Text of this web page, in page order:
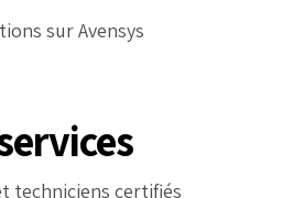
sur Avensys
techniciens certifiés